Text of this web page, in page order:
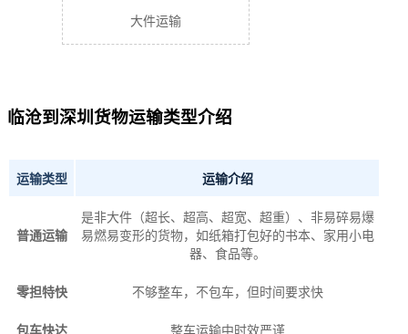
大件运输
临沧到深圳货物运输类型介绍
运输类型 运输介绍
普通运输
是非大件（超长、超高、超宽、超重）、非易碎易爆
易燃易变形的货物，如纸箱打包好的书本、家用小电
器、食品等。
零担特快 不够整车，不包车，但时间要求快
包车快达 整车运输中时效严谨